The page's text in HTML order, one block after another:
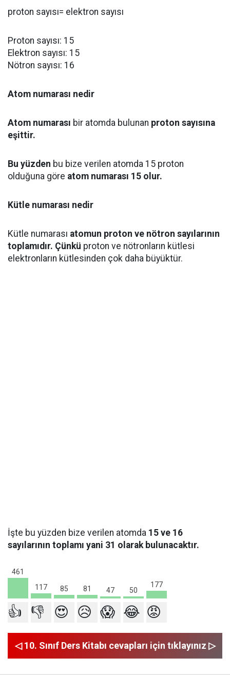
proton sayısı= elektron sayısı
Proton sayısı: 15
Elektron sayısı: 15
Nötron sayısı: 16
Atom numarası nedir
Atom numarası bir atomda bulunan proton sayısına
eşittir.
Bu yüzden bu bize verilen atomda 15 proton
olduğuna göre atom numarası 15 olur.
Kütle numarası nedir
Kütle numarası atomun proton ve nötron sayılarının
toplamıdır. Çünkü proton ve nötronların kütlesi
elektronların kütlesinden çok daha büyüktür.
İşte bu yüzden bize verilen atomda 15 ve 16
sayılarının toplamı yani 31 olarak bulunacaktır.
461
117
85 81 47 50
177
👍 👎 😍 😥 😱 😂 😡
◁ 10. Sınıf Ders Kitabı cevapları için tıklayınız ▷